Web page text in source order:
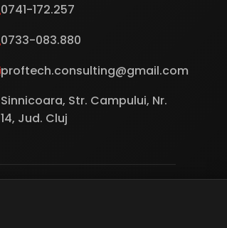
0741-172.257
0733-083.880
proftech.consulting@gmail.com
Sinnicoara, Str. Campului, Nr.
14, Jud. Cluj